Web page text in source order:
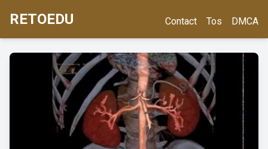
RETOEDU Contact Tos DMCA